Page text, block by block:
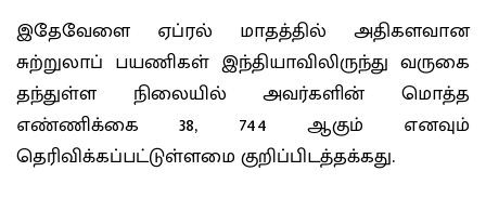
இதேவேளை ஏப்ரல் மாதத்தில் அதிகளவான
சுற்றுலாப் பயணிகள் இந்தியாவிலிருந்து வருகை
தந்துள்ள நிலையில் அவர்களின் மொத்த
எண்ணிக்கை 38, 744 ஆகும் எனவும்
தெரிவிக்கப்பட்டுள்ளமை குறிப்பிடத்தக்கது.